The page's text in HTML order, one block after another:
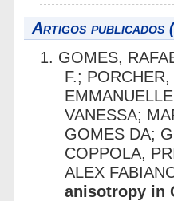
Artigos publicados
1. GOMES,
F.;
VANESSA;
GOMES DA;
COPPOLA,
ALEX
anisotropy in